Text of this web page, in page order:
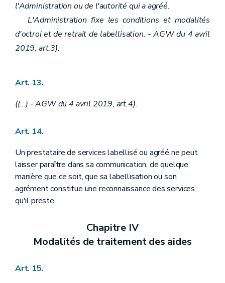
l'Administration ou de l'autorité qui a agréé.
L'Administration fixe les conditions et modalités
d'octroi et de retrait de labellisation. - AGW du 4 avril
2019, art.3).
Art. 13.
((...) - AGW du 4 avril 2019, art.4).
Art. 14.
Un prestataire de services labellisé ou agréé ne peut
laisser paraître dans sa communication, de quelque
manière que ce soit, que sa labellisation ou son
agrément constitue une reconnaissance des services
qu'il preste.
Chapitre IV
Modalités de traitement des aides
Art. 15.